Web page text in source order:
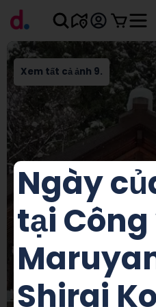
Xem tất cả ảnh 9.
Ngày
tại
Shirai